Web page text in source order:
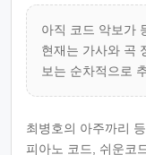
아직 코드 악보가
현재는 가사와 곡
보는 순차적으로
최병호의 아주까리
피아노 코드, 쉬운코